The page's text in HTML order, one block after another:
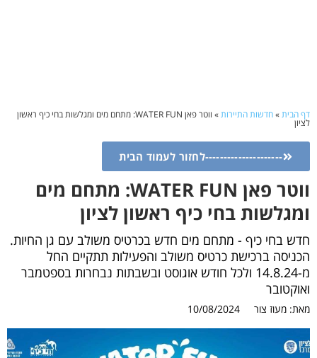
דף הבית»חדשות התיירות» ווטר פאן WATER FUN: מתחם מים ומגלשות בחי כיף ראשון
לציון
---------------------לחזור לעמוד הבית
ווטר פאן WATER FUN: מתחם מים
ומגלשות בחי כיף ראשון לציון
חדש בחי כיף - מתחם מים חדש בכרטיס משולב עם גן החיות.
הכניסה ברכישת כרטיס משולב והפעילות תתקיים החל
מ-14.8.24 ולכל חודש אוגוסט ובשבתות נבחרות בספטמבר
ואוקטובר
מאת: מעוז צור 10/08/2024